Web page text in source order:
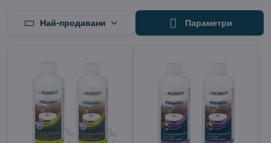
Най-продавани Параметри